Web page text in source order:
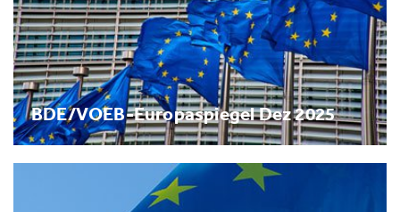
BDE/VOEB-Europaspiegel Dez 2025